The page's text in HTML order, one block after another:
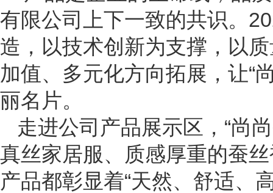
有限公司上下一致的共识。
造，以技术创新为支撑，以
加值、多元化方向拓展，让“
丽名片。
走进公司产品展示区，“尚
真丝家居服、质感厚重的蚕
产品都彰显着“天然、舒适、